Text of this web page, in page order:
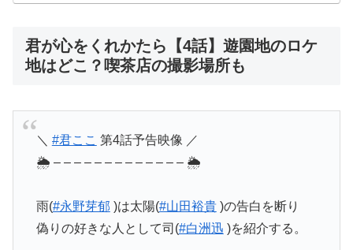
君が心をくれかたら【4話】遊園地のロケ
地はどこ？喫茶店の撮影場所も
＼ #君ここ 第4話予告映像 ／
🌦 – – – – – – – – – – – – – 🌦
雨(#永野芽郁 )は太陽(#山田裕貴)の告白を断り
偽りの好きな人として司(#白洲迅 )を紹介する。